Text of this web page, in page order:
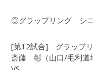
◎グラップリング シ
[第12試合] グラップ
斎藤 彰（山口/毛利道